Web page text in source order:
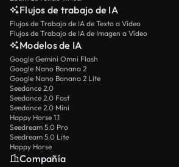
Flujos de trabajo de IA
Flujos de Trabajo de IA de Texto a Vídeo
Flujos de Trabajo de IA de Imagen a Vídeo
Modelos de IA
Google Gemini Omni Flash
Google Nano Banana 2
Google Nano Banana 2 Lite
Seedance 2.0
Seedance 2.0 Fast
Seedance 2.0 Mini
Happy Horse 1.1
Seedream 5.0 Pro
Seedream 5.0 Lite
Happy Horse
Compañía